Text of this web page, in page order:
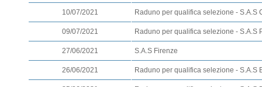
10/07/2021 Raduno per qualifica selezione - S.A.S
09/07/2021 Raduno per qualifica selezione - S.A.S
27/06/2021 S.A.S Firenze
26/06/2021 Raduno per qualifica selezione - S.A.S